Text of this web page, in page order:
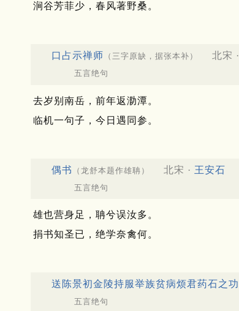
涧谷芳菲少，春风著野桑。
口占示禅师 （三字原缺，据张本补） 北宋 ·
五言绝句
去岁别南岳，前年返泐潭。
临机一句子，今日遇同参。
偶书 （龙舒本题作雄聃） 北宋 · 王安石
五言绝句
雄也营身足，聃兮误汝多。
捐书知圣已，绝学奈禽何。
送陈景初金陵持服举族贫病烦君药石之功
五言绝句